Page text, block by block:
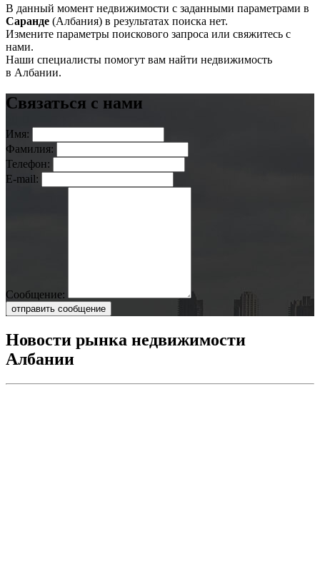
В данный момент недвижимости с заданными параметрами в
Саранде (Албания) в результатах поиска нет.
Измените параметры поискового запроса или свяжитесь с
нами.
Наши специалисты помогут вам найти недвижимость
в Албании.
Связаться с нами
Имя:
Фамилия:
Телефон:
E-mail:
Сообщение:
отправить сообщение
Новости рынка недвижимости
Албании